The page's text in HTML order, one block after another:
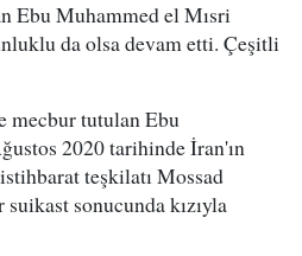
Ebu Muhammed el Mısri
da olsa devam etti. Çeşitli
mecbur tutulan Ebu
2020 tarihinde İran'ın
teşkilatı Mossad
sonucunda kızıyla